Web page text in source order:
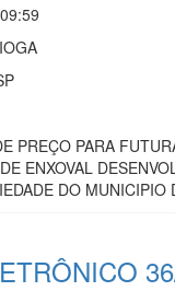
PREÇO PARA
ENXOVAL
DO MUNICIPIO